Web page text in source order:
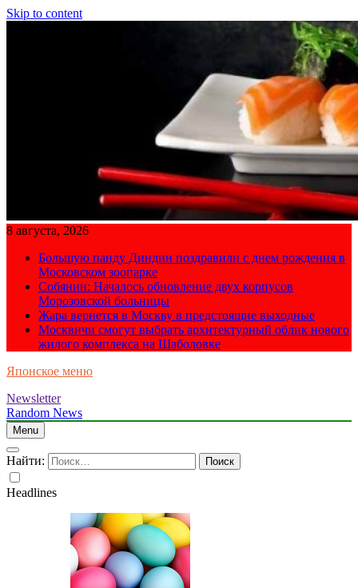
Skip to content
8 августа, 2026
Большую панду Диндин поздравили с днем рождения в
Московском зоопарке
Собянин: Началось обновление двух корпусов
Морозовской больницы
Жара вернется в Москву в предстоящие выходные
Москвичи смогут выбрать архитектурный облик нового
жилого комплекса на Шаболовке
Японское меню
Newsletter
Random News
Menu
Найти:
Headlines